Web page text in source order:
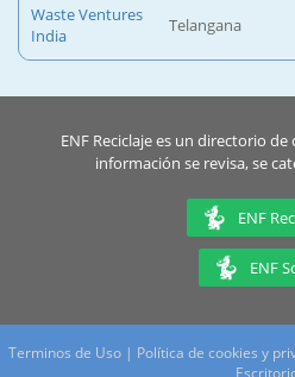
Waste Ventures
India
Telangana
ENF Reciclaje es un directorio
información se revisa, se
ENF
ENF
Terminos de Uso| Política de cookies y